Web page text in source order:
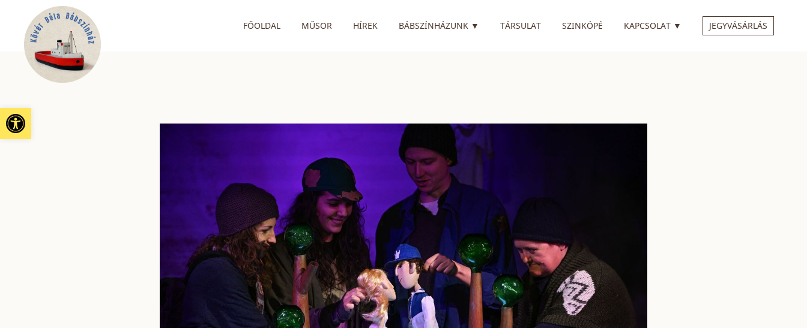
Eszköztár megnyitása
FŐOLDAL MŰSOR HÍREK BÁBSZÍNHÁZUNK ▼ RENDELKEZIK ALMENÜVEL
TÁRSULAT SZINKÓPÉ KAPCSOLAT ▼ RENDELKEZIK ALMENÜVEL
JEGYVÁSÁRLÁS